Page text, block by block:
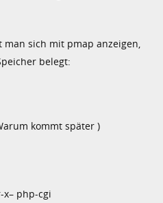
sich mit pmap anzeigen,
belegt:
kommt später )
php-cgi